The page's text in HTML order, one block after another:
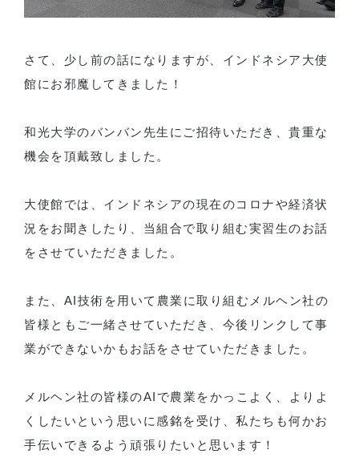
さて、少し前の話になりますが、インドネシア大使
館にお邪魔してきました！
和光大学のバンバン先生にご招待いただき、貴重な
機会を頂戴致しました。
大使館では、インドネシアの現在のコロナや経済状
況をお聞きしたり、当組合で取り組む実習生のお話
をさせていただきました。
また、AI技術を用いて農業に取り組むメルヘン社の
皆様ともご一緒させていただき、今後リンクして事
業ができないかもお話をさせていただきました。
メルヘン社の皆様のAIで農業をかっこよく、よりよ
くしたいという思いに感銘を受け、私たちも何かお
手伝いできるよう頑張りたいと思います！